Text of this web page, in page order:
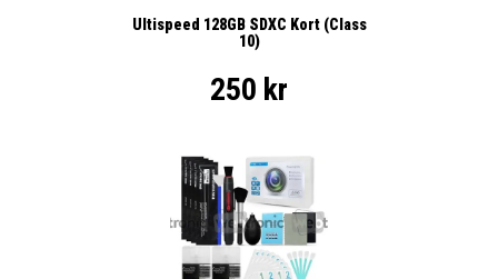
Ultispeed 128GB SDXC Kort (Class
10)
250 kr